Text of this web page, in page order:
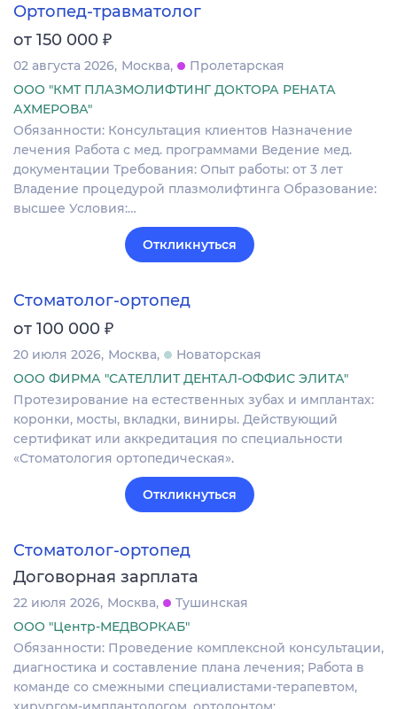
Ортопед-травматолог
от 150 000 ₽
02 августа 2026 Москва
Пролетарская
ООО "КМТ ПЛАЗМОЛИФТИНГ ДОКТОРА РЕНАТА
АХМЕРОВА"
Обязанности: Консультация клиентов Назначение
лечения Работа с мед. программами Ведение мед.
документации Требования: Опыт работы: от 3 лет
Владение процедурой плазмолифтинга Образование:
высшее Условия:…
Откликнуться
Стоматолог-ортопед
от 100 000 ₽
20 июля 2026 Москва
Новаторская
ООО ФИРМА "САТЕЛЛИТ ДЕНТАЛ-ОФФИС ЭЛИТА"
Протезирование на естественных зубах и имплантах:
коронки, мосты, вкладки, виниры. Действующий
сертификат или аккредитация по специальности
«Стоматология ортопедическая».
Откликнуться
Стоматолог-ортопед
Договорная зарплата
22 июля 2026 Москва
Тушинская
ООО "Центр-МЕДВОРКАБ"
Обязанности: Проведение комплексной консультации,
диагностика и составление плана лечения; Работа в
команде со смежными специалистами-терапевтом,